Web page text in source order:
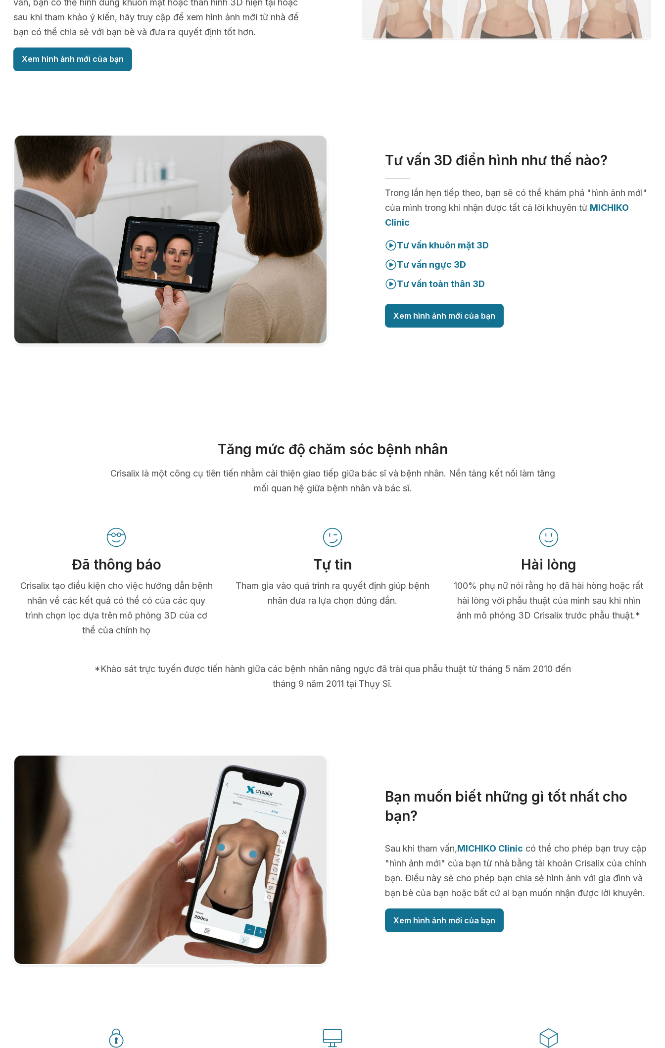
sau khi tham khảo ý kiến, hãy truy cập để xem hình ảnh mới từ nhà để
bạn có thể chia sẻ với bạn bè và đưa ra quyết định tốt hơn.
Xem hình ảnh mới của bạn
Tư vấn 3D điển hình như thế nào?
Trong lần hẹn tiếp theo, bạn sẽ có thể khám phá "hình ảnh mới"
của mình trong khi nhận được tất cả lời khuyên từ MICHIKO
Clinic
Tư vấn khuôn mặt 3D
Tư vấn ngực 3D
Tư vấn toàn thân 3D
Xem hình ảnh mới của bạn
Tăng mức độ chăm sóc bệnh nhân
Crisalix là một công cụ tiên tiến nhằm cải thiện giao tiếp giữa bác sĩ và bệnh nhân. Nền tảng kết nối làm tăng
mối quan hệ giữa bệnh nhân và bác sĩ.
Đã thông báo
Crisalix tạo điều kiện cho việc hướng dẫn bệnh
nhân về các kết quả có thể có của các quy
trình chọn lọc dựa trên mô phỏng 3D của cơ
thể của chính họ
Tự tin
Tham gia vào quá trình ra quyết định giúp bệnh
nhân đưa ra lựa chọn đúng đắn.
Hài lòng
100% phụ nữ nói rằng họ đã hài hòng hoặc rất
hài lòng với phẫu thuật của mình sau khi nhìn
ảnh mô phỏng 3D Crisalix trước phẫu thuật.*
*Khảo sát trực tuyến được tiến hành giữa các bệnh nhân nâng ngực đã trải qua phẫu thuật từ tháng 5 năm 2010 đến
tháng 9 năm 2011 tại Thụy Sĩ.
Bạn muốn biết những gì tốt nhất cho
bạn?
Sau khi tham vấn,MICHIKO Clinic có thể cho phép bạn truy cập
"hình ảnh mới" của bạn từ nhà bằng tài khoản Crisalix của chính
bạn. Điều này sẽ cho phép bạn chia sẻ hình ảnh với gia đình và
bạn bè của bạn hoặc bất cứ ai bạn muốn nhận được lời khuyên.
Xem hình ảnh mới của bạn